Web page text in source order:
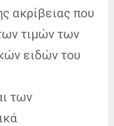
ακρίβειας που
τιμών των
ειδών του
των